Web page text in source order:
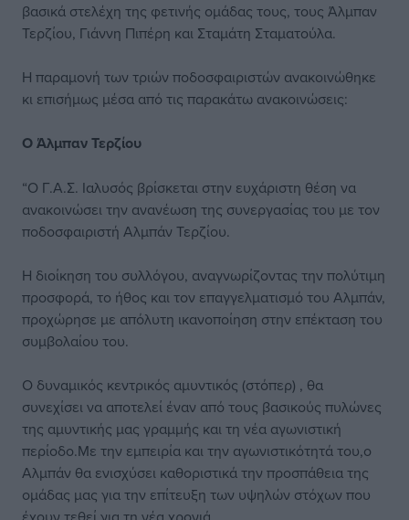
βασικά στελέχη της φετινής ομάδας τους, τους Άλμπαν
Τερζίου, Γιάννη Πιπέρη και Σταμάτη Σταματούλα.
Η παραμονή των τριών ποδοσφαιριστών ανακοινώθηκε
κι επισήμως μέσα από τις παρακάτω ανακοινώσεις:
Ο Άλμπαν Τερζίου
“Ο Γ.Α.Σ. Ιαλυσός βρίσκεται στην ευχάριστη θέση να
ανακοινώσει την ανανέωση της συνεργασίας του με τον
ποδοσφαιριστή Αλμπάν Τερζίου.
Η διοίκηση του συλλόγου, αναγνωρίζοντας την πολύτιμη
προσφορά, το ήθος και τον επαγγελματισμό του Αλμπάν,
προχώρησε με απόλυτη ικανοποίηση στην επέκταση του
συμβολαίου του.
Ο δυναμικός κεντρικός αμυντικός (στόπερ) , θα
συνεχίσει να αποτελεί έναν από τους βασικούς πυλώνες
της αμυντικής μας γραμμής και τη νέα αγωνιστική
περίοδο.Με την εμπειρία και την αγωνιστικότητά του,ο
Αλμπάν θα ενισχύσει καθοριστικά την προσπάθεια της
ομάδας μας για την επίτευξη των υψηλών στόχων που